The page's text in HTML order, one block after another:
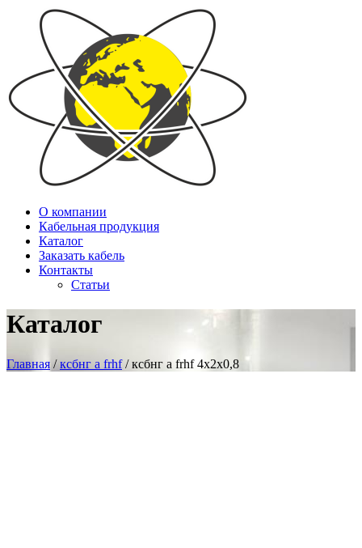
О компании
Кабельная продукция
Каталог
Заказать кабель
Контакты
Статьи
Каталог
Главная /ксбнг а frhf/ ксбнг а frhf 4х2х0,8